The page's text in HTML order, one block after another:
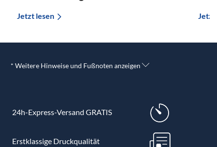
Jetzt lesen
* Weitere Hinweise und Fußnoten anzeigen
24h-Express-Versand GRATIS
Erstklassige Druckqualität